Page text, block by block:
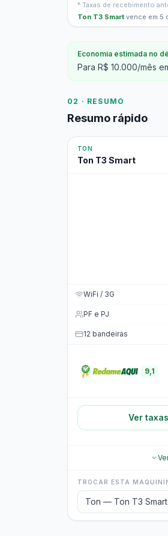
* Taxas de recebimento
Ton T3 Smart vence em 5
Economia estimada no
Para R$ 10.000/mês
02 · RESUMO
Resumo rápido
TON
Ton T3 Smart
WiFi / 3G
PF e PJ
12 bandeiras
9,1
Ver
TROCAR ESTA
Ton — Ton T3 Smart